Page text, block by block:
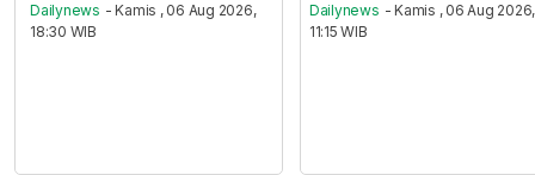
Dailynews - Kamis , 06 Aug 2026,
18:30 WIB
Dailynews - Kamis , 06 Aug 2026,
11:15 WIB